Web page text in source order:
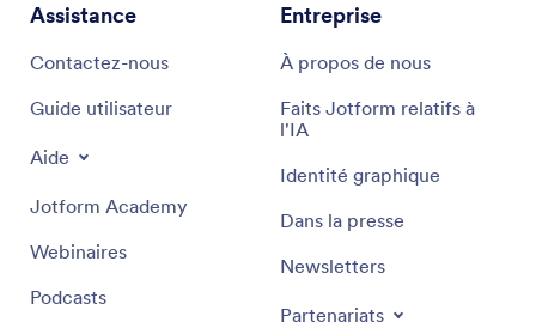
Assistance
Contactez-nous
Guide utilisateur
Aide
Jotform Academy
Webinaires
Podcasts
Entreprise
À propos de nous
Faits Jotform relatifs à
l'IA
Identité graphique
Dans la presse
Newsletters
Partenariats